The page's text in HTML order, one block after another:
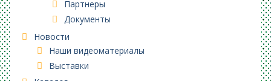
Партнеры
Документы
Новости
Наши видеоматериалы
Выставки